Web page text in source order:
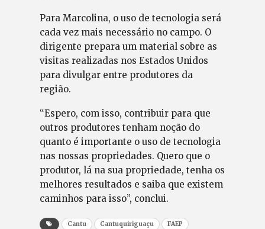
Para Marcolina, o uso de tecnologia será
cada vez mais necessário no campo. O
dirigente prepara um material sobre as
visitas realizadas nos Estados Unidos
para divulgar entre produtores da
região.
“Espero, com isso, contribuir para que
outros produtores tenham noção do
quanto é importante o uso de tecnologia
nas nossas propriedades. Quero que o
produtor, lá na sua propriedade, tenha os
melhores resultados e saiba que existem
caminhos para isso”, conclui.
Cantu Cantuquiriguaçu
FAEP